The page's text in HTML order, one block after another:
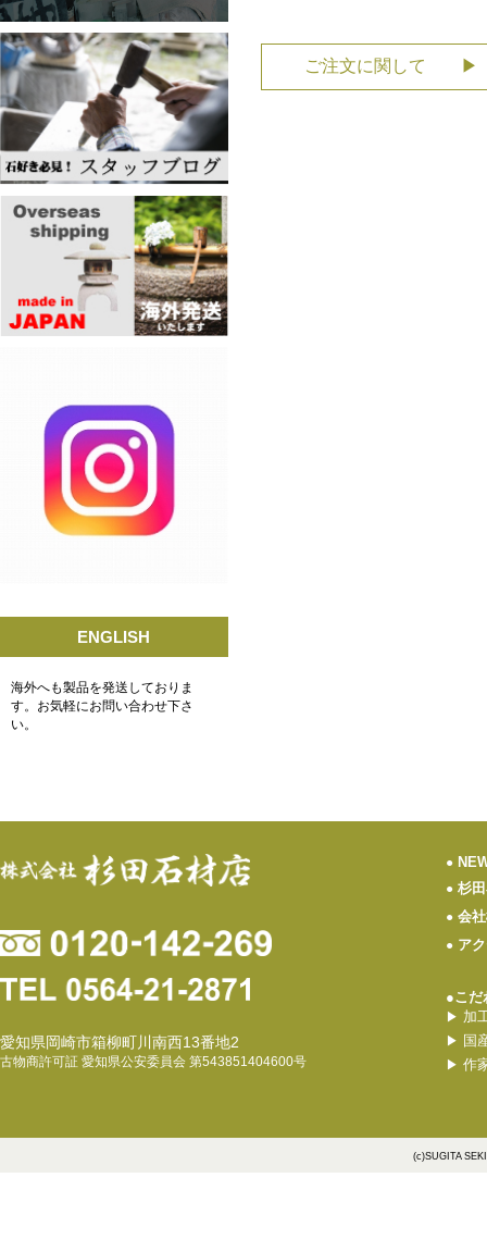
ENGLISH
海外へも製品を発送しておりま
す。お気軽にお問い合わせ下さ
い。
ご注文に関して ▶
愛知県岡崎市箱柳町川南西13番地2
古物商許可証 愛知県公安委員会 第543851404600号
●
● 杉
● 会
● ア
●こだ
▶ 加
▶ 国
▶ 作
(c)SUGITA